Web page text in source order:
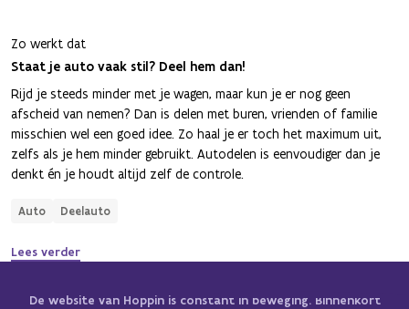
Zo werkt dat
Staat je auto vaak stil? Deel hem dan!
Rijd je steeds minder met je wagen, maar kun je er nog geen
afscheid van nemen? Dan is delen met buren, vrienden of familie
misschien wel een goed idee. Zo haal je er toch het maximum uit,
zelfs als je hem minder gebruikt. Autodelen is eenvoudiger dan je
denkt én je houdt altijd zelf de controle.
Auto Deelauto
Lees verder
De website van Hoppin is constant in beweging. Binnenkort